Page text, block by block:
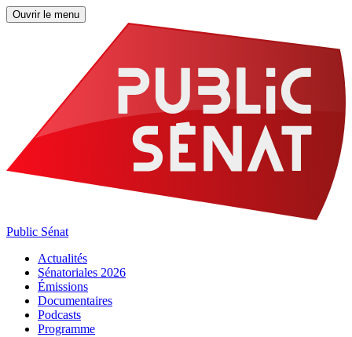
Ouvrir le menu
Public Sénat
Actualités
Sénatoriales 2026
Émissions
Documentaires
Podcasts
Programme